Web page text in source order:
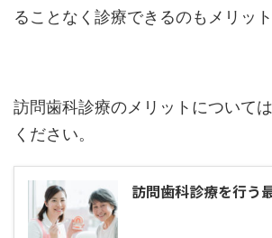
ることなく診療できるのもメリット
訪問歯科診療のメリットについて
ください。
訪問歯科診療を行う